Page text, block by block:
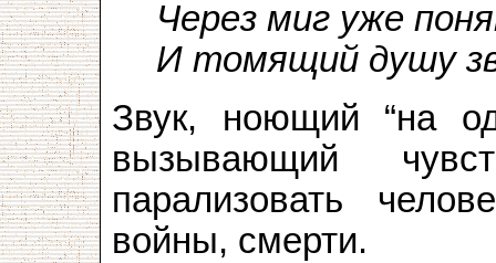
Через миг уже
И томящий душу
Звук, ноющий “на
вызывающий
парализовать
войны, смерти.